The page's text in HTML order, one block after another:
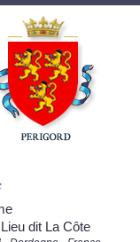
dit La Côte